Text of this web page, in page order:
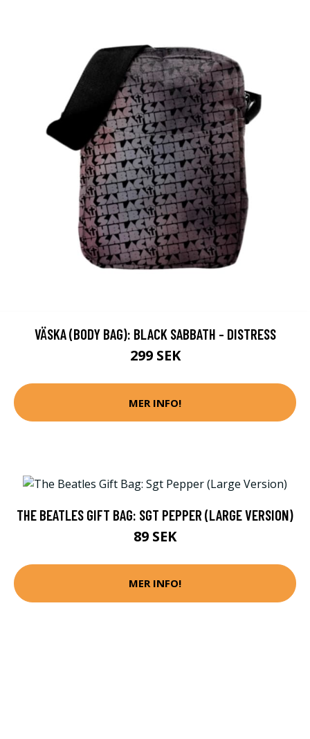
VÄSKA (BODY BAG): BLACK SABBATH - DISTRESS
299 SEK
MER INFO!
THE BEATLES GIFT BAG: SGT PEPPER (LARGE VERSION)
89 SEK
MER INFO!